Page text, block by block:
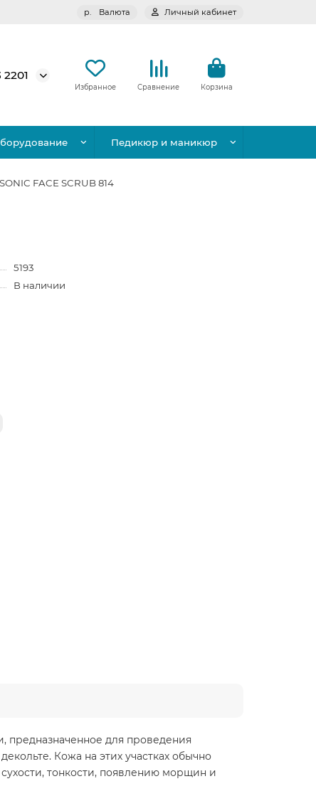
р. Валюта Личный кабинет
Избранное Сравнение Корзина
Педикюр и маникюр
FACE SCRUB 814
5193
В наличии
предназначенное для проведения
Кожа на этих участках обычно
тонкости, появлению морщин и